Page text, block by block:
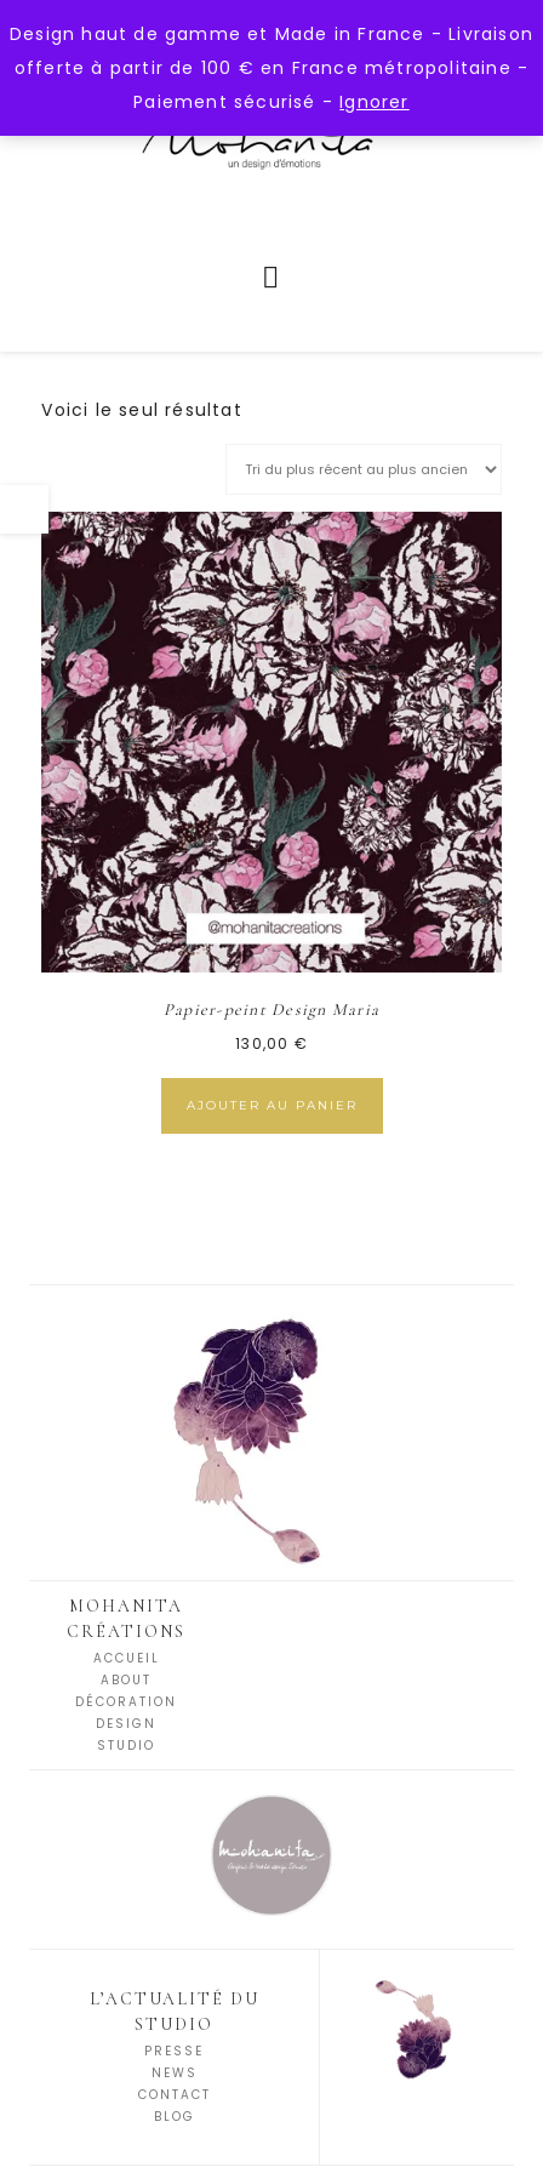
Voici le seul résultat
Papier-peint Design Maria
130,00 €
AJOUTER AU PANIER
MOHANITA
CRÉATIONS
ACCUEIL
ABOUT
DÉCORATION
DESIGN
STUDIO
L’ACTUALITÉ DU
STUDIO
PRESSE
NEWS
CONTACT
BLOG
Design haut de gamme et Made in France - Livraison
offerte à partir de 100 € en France métropolitaine -
Paiement sécurisé -Ignorer